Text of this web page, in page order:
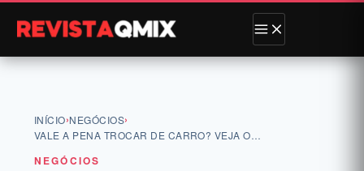
INÍCIO›NEGÓCIOS›
VALE A PENA TROCAR DE CARRO? VEJA O…
NEGÓCIOS